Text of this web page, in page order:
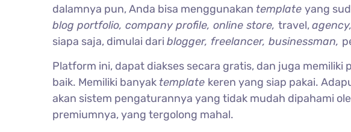
dalamnya pun, Anda bisa menggunakan template yang
blog portfolio, company profile, online store, travel,agency,
siapa saja, dimulai dari blogger, freelancer, businessman,
Platform ini, dapat diakses secara gratis, dan juga memiliki
baik. Memiliki banyak template keren yang siap pakai.
akan sistem pengaturannya yang tidak mudah dipahami
premiumnya, yang tergolong mahal.